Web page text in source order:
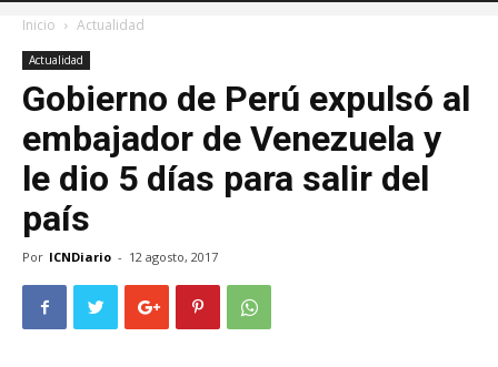
Inicio Actualidad
Actualidad
Gobierno de Perú expulsó al
embajador de Venezuela y
le dio 5 días para salir del
país
Por ICNDiario - 12 agosto, 2017